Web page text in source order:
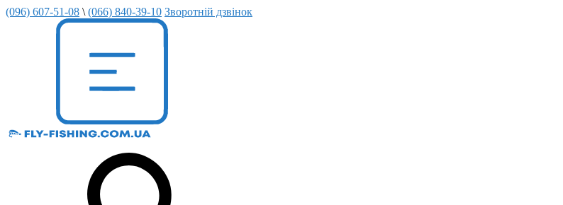
(096) 607-51-08 \ (066) 840-39-10 Зворотній дзвінок